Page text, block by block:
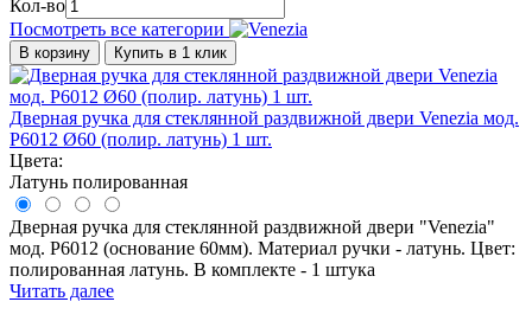
Кол-во
Посмотреть все категории
В корзину Купить в 1 клик
Дверная ручка для стеклянной раздвижной двери Venezia мод.
P6012 Ø60 (полир. латунь) 1 шт.
Цвета:
Латунь полированная
Дверная ручка для стеклянной раздвижной двери "Venezia"
мод. P6012 (основание 60мм). Материал ручки - латунь. Цвет:
полированная латунь. В комплекте - 1 штука
Читать далее